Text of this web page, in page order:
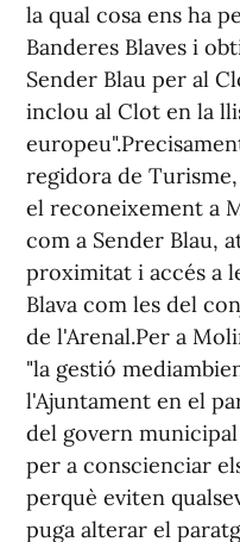
la qual cosa ens ha
Banderes Blaves i
Sender Blau per al
inclou al Clot en la
regidora de
el reconeixement a
com a Sender Blau,
proximitat i accés a
Blava com les del
de l'Arenal.Per a
"la gestió
l'Ajuntament en el
del govern
per a conscienciar
perquè eviten
puga alterar el